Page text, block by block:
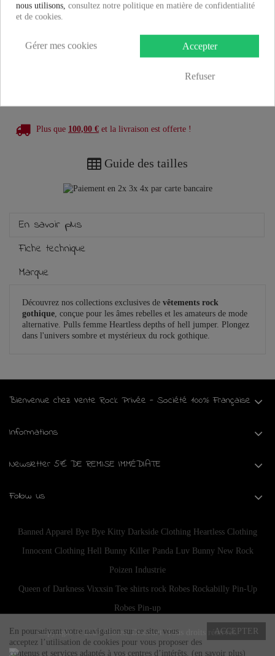
AJOUTER AU PANIER
Plus que 100,00 € et la livraison est offerte !
Guide des tailles
En savoir plus
Fiche technique
Marque
Découvrez nos collections exclusives de vêtements rock
gothique, conçue pour les âmes rebelles et les amateurs de mode
alternative. Pulls femme Heartless depths of hell jumper. Plongez
dans l'univers sombre et mystérieux du rock gothique.
Bienvenue chez Vente Rock Privée - Société 100% Française
Informations
Newsletter 5€ DE REMISE IMMÉDIATE
Follow us
Banned Apparel Bye Bye Kitty Darkside Clothing Heartless Clothing
Innocent Clothing Hell Bunny Killer Panda Luv Bunny New Rock
Poizen Industrie
Queen of Darkness Vixxsin Tee shirts rock Robes Rockabilly Pin-Up
Robes Pin-up
Copyright © 2024Planete Discount . Tous droits réservés.ACCEPTER
En poursuivant votre navigation sur ce site, vous
acceptez l’utilisation de cookies pour vous proposer des
contenus et services adaptés à vos centres d’intérêts. (en savoir plus)
nous utilisons, consultez notre politique en matière de confidentialité
et de cookies.
Accepter
Refuser
Gérer mes cookies